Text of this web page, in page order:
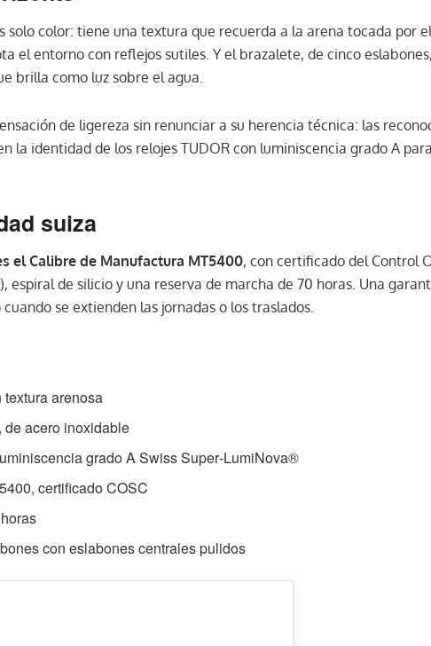
solo color: tiene una textura que recuerda a la arena tocada por
el entorno con reflejos sutiles. Y el brazalete, de cinco eslabones,
brilla como luz sobre el agua.
de ligereza sin renunciar a su herencia técnica: las
la identidad de los relojes TUDOR con luminiscencia grado A para
suiza
el Calibre de Manufactura MT5400, con certificado del Control
espiral de silicio y una reserva de marcha de 70 horas. Una
se extienden las jornadas o los traslados.
arenosa
acero inoxidable
grado A Swiss Super‑LumiNova®
certificado COSC
con eslabones centrales pulidos